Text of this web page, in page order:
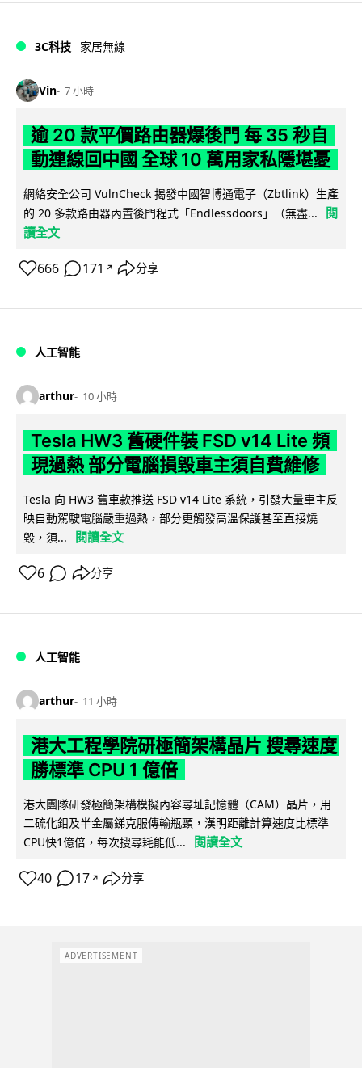
3C科技 家居無線
Vin 7 小時
逾 20 款平價路由器爆後門 每 35 秒自
動連線回中國 全球 10 萬用家私隱堪憂
網絡安全公司 VulnCheck 揭發中國智博通電子（Zbtlink）生產
的 20 多款路由器內置後門程式「Endlessdoors」（無盡...
閱
讀全文
666 171 ↗ 分享
人工智能
arthur 10 小時
Tesla HW3 舊硬件裝 FSD v14 Lite 頻
現過熱 部分電腦損毀車主須自費維修
Tesla 向 HW3 舊車款推送 FSD v14 Lite 系統，引發大量車主反
映自動駕駛電腦嚴重過熱，部分更觸發高溫保護甚至直接燒
毀，須...
閱讀全文
6 分享
人工智能
arthur 11 小時
港大工程學院研極簡架構晶片 搜尋速度
勝標準 CPU 1 億倍
港大團隊研發極簡架構模擬內容尋址記憶體（CAM）晶片，用
二硫化鉬及半金屬銻克服傳輸瓶頸，漢明距離計算速度比標準
CPU快1億倍，每次搜尋耗能低...
閱讀全文
40 17 ↗ 分享
ADVERTISEMENT